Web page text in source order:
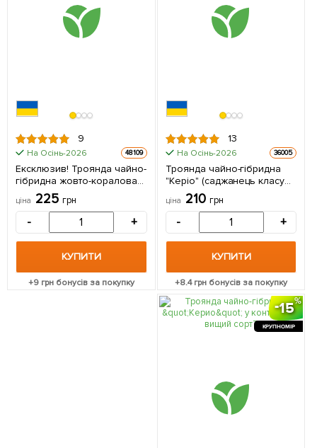
9
На Осінь-2026 48109
Ексклюзив! Троянда чайно-
гібридна жовто-коралова
"Танго" (Tango) (саджанець
класу АА +, преміальний
сорт на зрізання) 1 шт в
упаковці
ціна 225 грн
- +
КУПИТИ
+9 грн бонусів за покупку
13
На Осінь-2026 36005
Троянда чайно-гібридна
"Керіо" (саджанець класу
АА +) вищий сорт 1 шт в
упаковці
ціна 210 грн
- +
КУПИТИ
+8.4грн бонусів за покупку
15
КРУПНОМІР